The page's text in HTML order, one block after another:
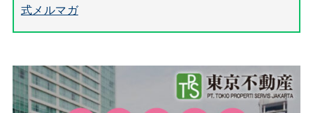
式メルマガ